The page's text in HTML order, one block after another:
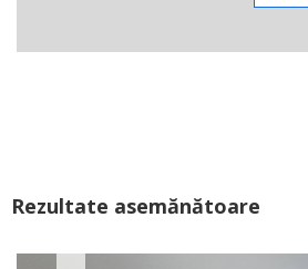
Rezultate asemănătoare